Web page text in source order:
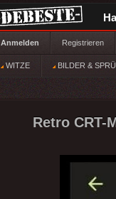
Anmelden Registrieren
WITZE BILDER &
Retro CRT-